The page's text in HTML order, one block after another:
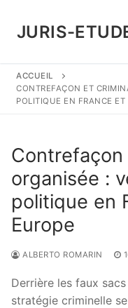
contenu
JURIS-
ACCUEIL
CONTREFAÇON ET
POLITIQUE EN FRANCE ET
organisée :
politique en
Europe
ALBERTO ROMARIN
Derrière les faux
stratégie criminelle